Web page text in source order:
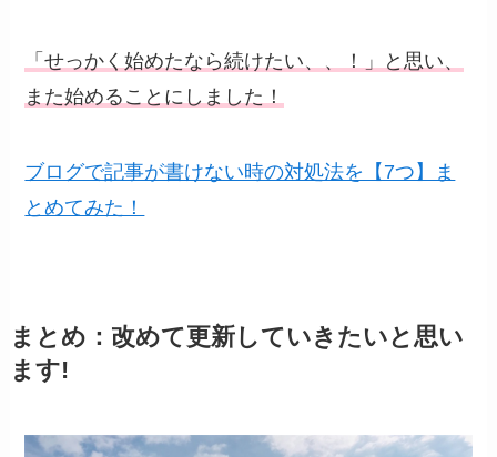
「せっかく始めたなら続けたい、、！」と思い、
また始めることにしました！
ブログで記事が書けない時の対処法を【7つ】ま
とめてみた！
まとめ：改めて更新していきたいと思い
ます!